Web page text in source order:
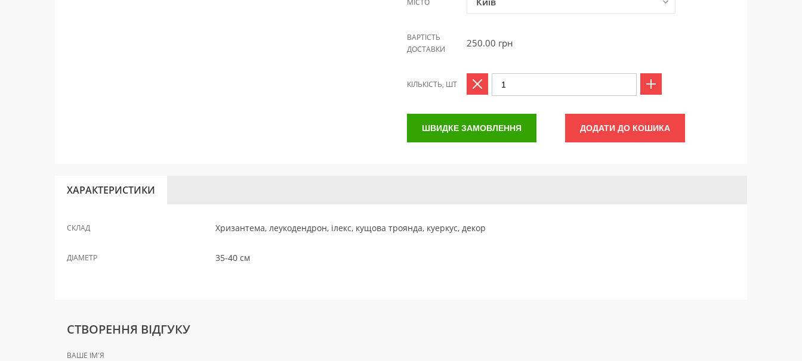
МІСТО
ВАРТІСТЬ
ДОСТАВКИ
250.00 грн
КІЛЬКІСТЬ, ШТ
ШВИДКЕ ЗАМОВЛЕННЯ ДОДАТИ ДО КОШИКА
ХАРАКТЕРИСТИКИ
СКЛАД Хризантема, леукодендрон, ілекс, кущова троянда, куеркус, декор
ДІАМЕТР 35-40 см
СТВОРЕННЯ ВІДГУКУ
ВАШЕ ІМ'Я